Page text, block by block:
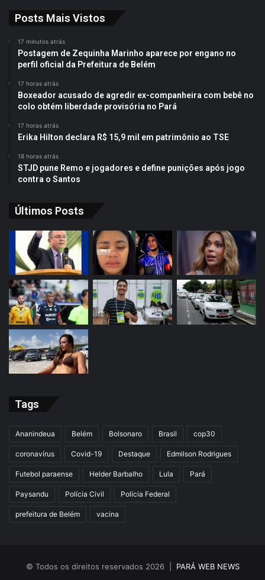
Posts Mais Vistos
17 minutos atrás
Postagem de Zequinha Marinho aparece por engano no
perfil oficial da Prefeitura de Belém
17 horas atrás
Boxeador acusado de agredir ex-companheira com bebê no
colo obtém liberdade provisória no Pará
17 horas atrás
Erika Hilton declara R$ 15,9 mil em patrimônio ao TSE
18 horas atrás
STJD pune Remo e jogadores e define punições após jogo
contra o Santos
Últimos Posts
Tags
Ananindeua Belém Bolsonaro Brasil cop30
coronavírus Covid-19 Destaque Edmilson Rodrigues
Futebol paraense Helder Barbalho Lula Pará
Paysandu Polícia Civil Polícia Federal
prefeitura de Belém vacina
© Todos os direitos reservados 2026 | PARÁ WEB NEWS